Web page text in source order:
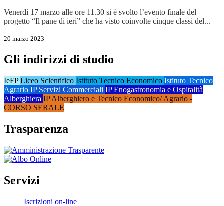
Venerdì 17 marzo alle ore 11.30 si è svolto l’evento finale del
progetto “Il pane di ieri” che ha visto coinvolte cinque classi del...
20 marzo 2023
Gli indirizzi di studio
IeFPLiceo Scientifico Istituto Tecnico Economico Istituto Tecnico
Agrario IP Servizi Commerciali IP Enogastronomia e Ospitalità
Alberghiera IP Alberghiero e Tecnico Economico/ Agrario -
CORSO SERALE
Trasparenza
Servizi
Iscrizioni on-line